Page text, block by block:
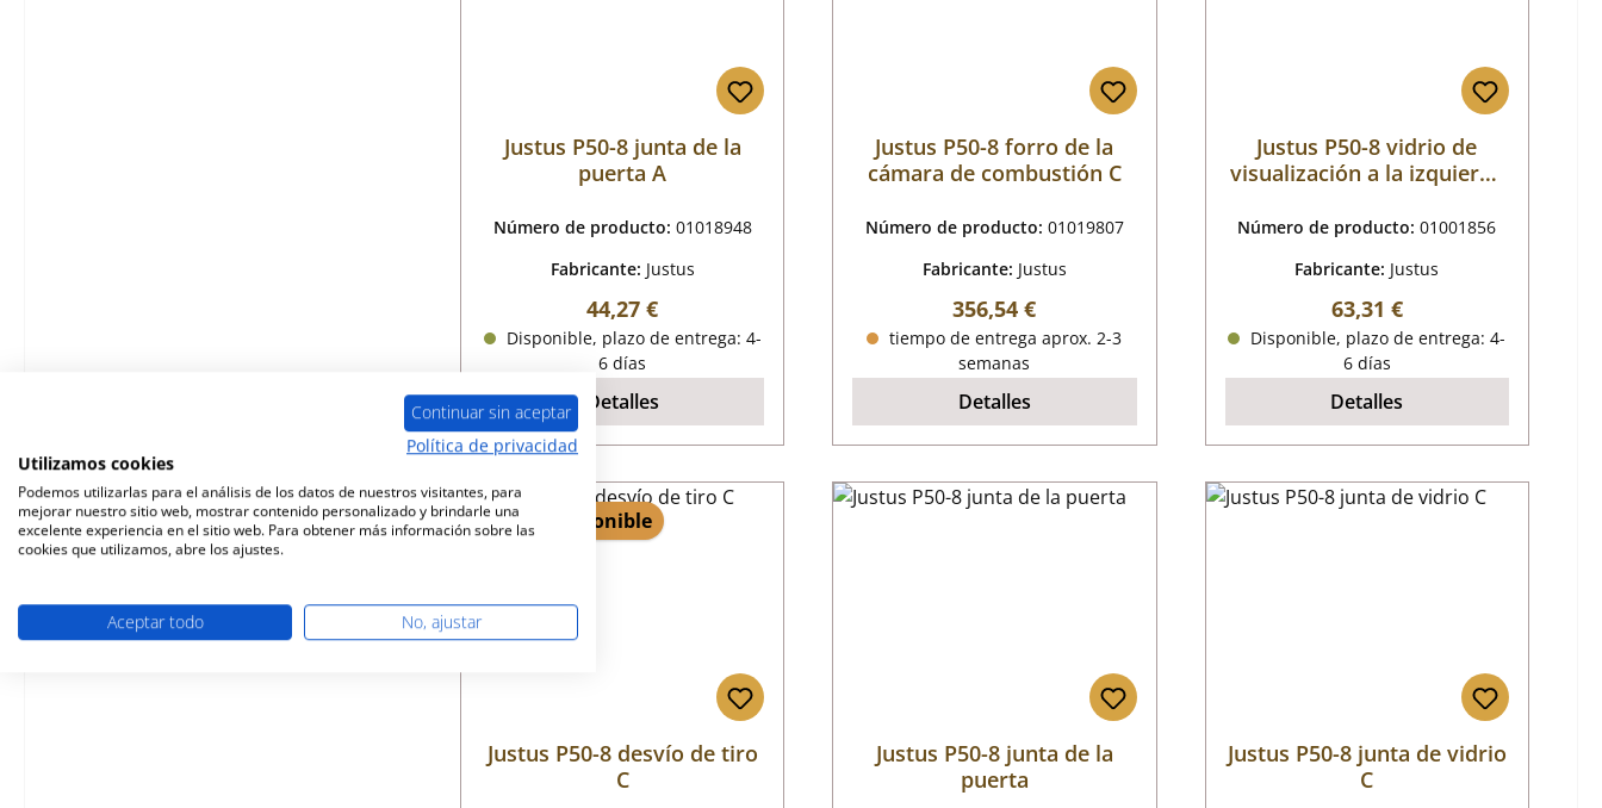
Justus P50-8 junta de la
puerta A
Número de producto: 01018948
Fabricante: Justus
Precio normal:
44,27 €
Disponible, plazo de entrega: 4-
6 días
Detalles
Justus P50-8 forro de la
cámara de combustión C
Número de producto: 01019807
Fabricante: Justus
Precio normal:
356,54 €
tiempo de entrega aprox. 2-3
semanas
Detalles
Justus P50-8 vidrio de
visualización a la izquierda
Número de producto:01001856
Fabricante: Justus
Precio normal:
63,31 €
Disponible, plazo de entrega: 4-
6 días
Detalles
Sólo 1 disponible
Justus P50-8 desvío de tiro
C
Justus P50-8 junta de la
puerta
Justus P50-8 junta de vidrio
C
Continuar sin aceptar
Política de privacidad
Utilizamos cookies
Podemos utilizarlas para el análisis de los datos de nuestros visitantes, para
mejorar nuestro sitio web, mostrar contenido personalizado y brindarle una
excelente experiencia en el sitio web. Para obtener más información sobre las
cookies que utilizamos, abre los ajustes.
Aceptar todo No, ajustar